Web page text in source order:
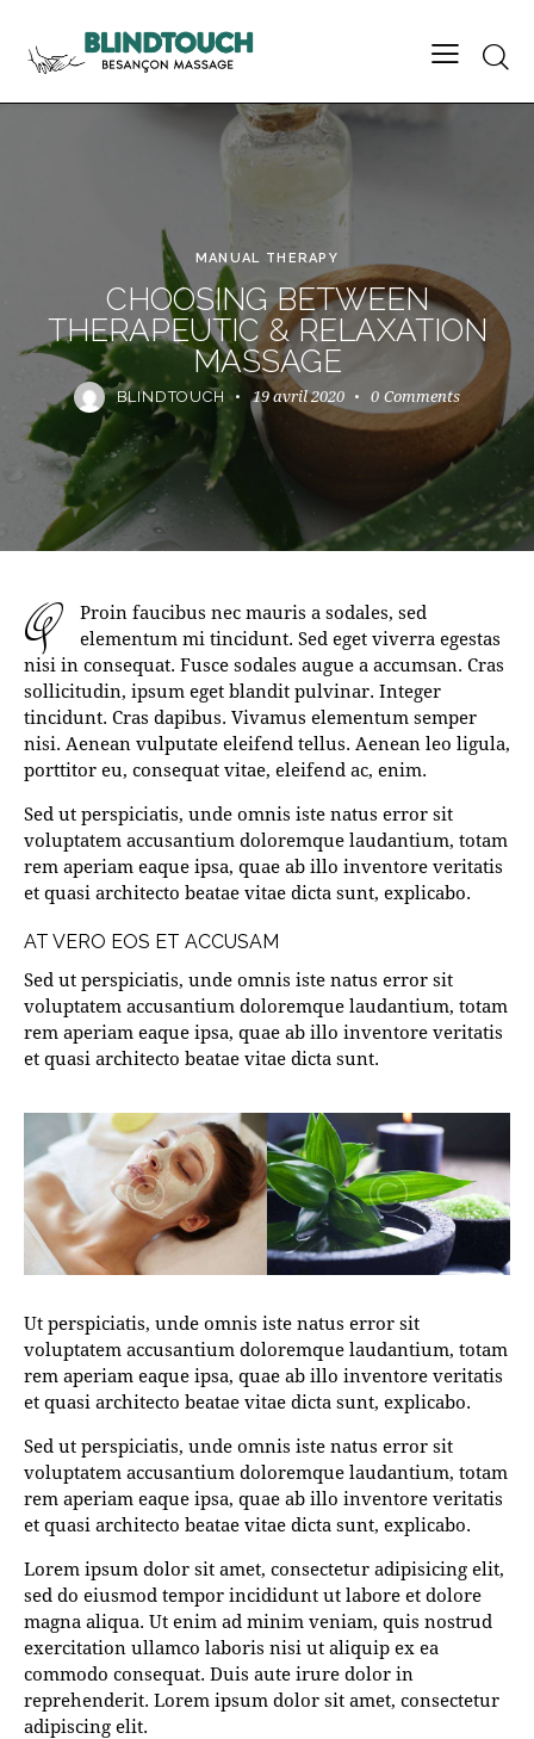
MANUAL THERAPY
CHOOSING BETWEEN
THERAPEUTIC & RELAXATION
MASSAGE
BLINDTOUCH 19 avril 2020 0 Comments
q
Proin faucibus nec mauris a sodales, sed
elementum mi tincidunt. Sed eget viverra egestas
nisi in consequat. Fusce sodales augue a accumsan. Cras
sollicitudin, ipsum eget blandit pulvinar. Integer
tincidunt. Cras dapibus. Vivamus elementum semper
nisi. Aenean vulputate eleifend tellus. Aenean leo ligula,
porttitor eu, consequat vitae, eleifend ac, enim.
Sed ut perspiciatis, unde omnis iste natus error sit
voluptatem accusantium doloremque laudantium, totam
rem aperiam eaque ipsa, quae ab illo inventore veritatis
et quasi architecto beatae vitae dicta sunt, explicabo.
AT VERO EOS ET ACCUSAM
Sed ut perspiciatis, unde omnis iste natus error sit
voluptatem accusantium doloremque laudantium, totam
rem aperiam eaque ipsa, quae ab illo inventore veritatis
et quasi architecto beatae vitae dicta sunt.
Ut perspiciatis, unde omnis iste natus error sit
voluptatem accusantium doloremque laudantium, totam
rem aperiam eaque ipsa, quae ab illo inventore veritatis
et quasi architecto beatae vitae dicta sunt, explicabo.
Sed ut perspiciatis, unde omnis iste natus error sit
voluptatem accusantium doloremque laudantium, totam
rem aperiam eaque ipsa, quae ab illo inventore veritatis
et quasi architecto beatae vitae dicta sunt, explicabo.
Lorem ipsum dolor sit amet, consectetur adipisicing elit,
sed do eiusmod tempor incididunt ut labore et dolore
magna aliqua. Ut enim ad minim veniam, quis nostrud
exercitation ullamco laboris nisi ut aliquip ex ea
commodo consequat. Duis aute irure dolor in
reprehenderit. Lorem ipsum dolor sit amet, consectetur
adipiscing elit.